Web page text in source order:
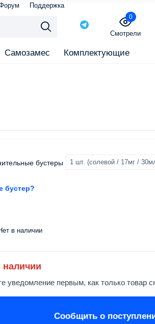
Поддержка
0
Смотрели
Самозамес Комплектующие
бустеры
бустер?
в наличии
наличии
уведомление первым, как только товар
Сообщить о